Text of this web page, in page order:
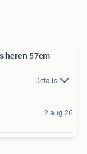
heren 57cm
Details
2 aug 26